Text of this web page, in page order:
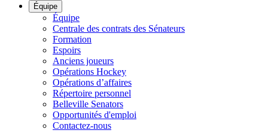
Équipe
Équipe
Centrale des contrats des Sénateurs
Formation
Espoirs
Anciens joueurs
Opérations Hockey
Opérations d’affaires
Répertoire personnel
Belleville Senators
Opportunités d'emploi
Contactez-nous